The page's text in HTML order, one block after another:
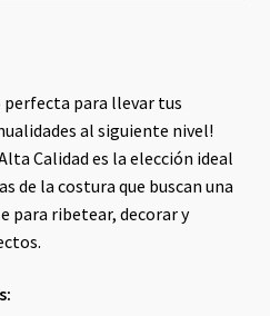
perfecta para llevar tus
al siguiente nivel!
Calidad es la elección ideal
de la costura que buscan una
para ribetear, decorar y